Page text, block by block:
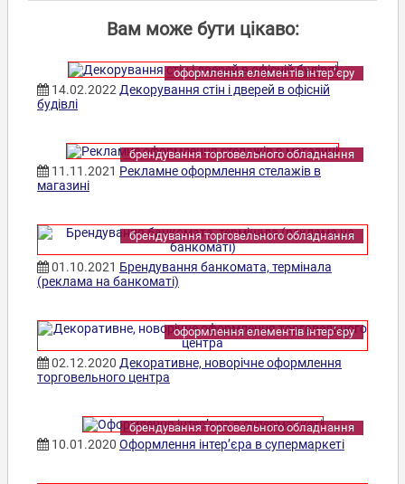
Вам може бути цікаво:
оформлення елементів інтер’єру
14.02.2022 Декорування стін і дверей в офісній
будівлі
брендування торговельного обладнання
11.11.2021 Рекламне оформлення стелажів в
магазині
брендування торговельного обладнання
01.10.2021 Брендування банкомата, термінала
(реклама на банкоматі)
оформлення елементів інтер’єру
02.12.2020 Декоративне, новорічне оформлення
торговельного центра
брендування торговельного обладнання
10.01.2020 Оформлення інтер’єра в супермаркеті